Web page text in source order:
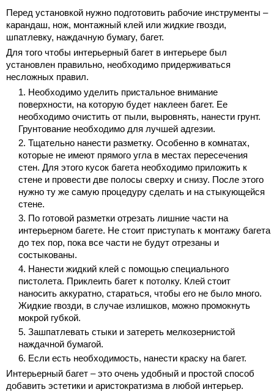
Перед установкой нужно подготовить рабочие инструменты –
карандаш, нож, монтажный клей или жидкие гвозди,
шпатлевку, наждачную бумагу, багет.
Для того чтобы интерьерный багет в интерьере был
установлен правильно, необходимо придерживаться
несложных правил.
Необходимо уделить пристальное внимание
поверхности, на которую будет наклеен багет. Ее
необходимо очистить от пыли, выровнять, нанести грунт.
Грунтование необходимо для лучшей адгезии.
Тщательно нанести разметку. Особенно в комнатах,
которые не имеют прямого угла в местах пересечения
стен. Для этого кусок багета необходимо приложить к
стене и провести две полосы сверху и снизу. После этого
нужно ту же самую процедуру сделать и на стыкующейся
стене.
По готовой разметки отрезать лишние части на
интерьерном багете. Не стоит приступать к монтажу багета
до тех пор, пока все части не будут отрезаны и
состыкованы.
Нанести жидкий клей с помощью специального
пистолета. Приклеить багет к потолку. Клей стоит
наносить аккуратно, стараться, чтобы его не было много.
Жидкие гвозди, в случае излишков, можно промокнуть
мокрой губкой.
Зашпатлевать стыки и затереть мелкозернистой
наждачной бумагой.
Если есть необходимость, нанести краску на багет.
Интерьерный багет – это очень удобный и простой способ
добавить эстетики и аристократизма в любой интерьер.